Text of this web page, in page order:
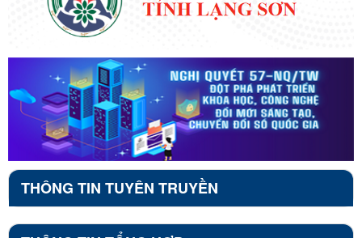
THÔNG TIN TUYÊN TRUYỀN